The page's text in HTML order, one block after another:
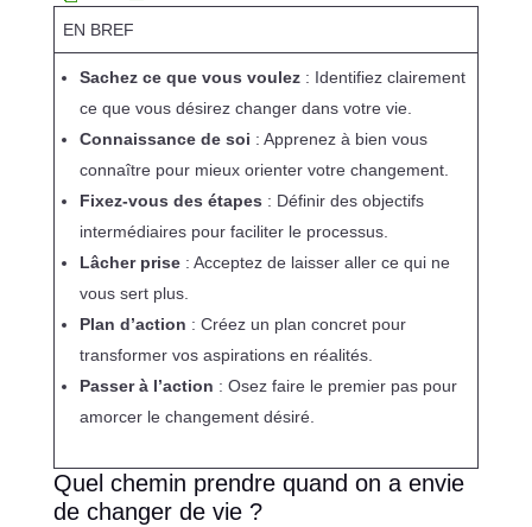
EN BREF
Sachez ce que vous voulez: Identifiez clairement
ce que vous désirez changer dans votre vie.
Connaissance de soi : Apprenez à bien vous
connaître pour mieux orienter votre changement.
Fixez-vous des étapes : Définir des objectifs
intermédiaires pour faciliter le processus.
Lâcher prise: Acceptez de laisser aller ce qui ne
vous sert plus.
Plan d’action : Créez un plan concret pour
transformer vos aspirations en réalités.
Passer à l’action : Osez faire le premier pas pour
amorcer le changement désiré.
Quel chemin prendre quand on a envie
de changer de vie ?